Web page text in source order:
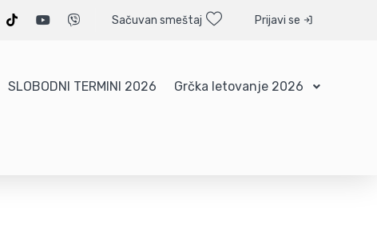
Sačuvan smeštaj Prijavi se
SLOBODNI TERMINI 2026 Grčka letovanje 2026